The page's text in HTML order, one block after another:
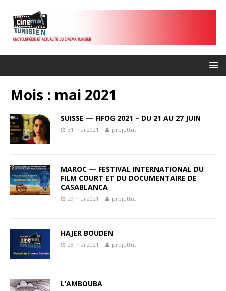
Mois : mai 2021
SUISSE — FIFOG 2021 – DU 21 AU 27 JUIN
31 mai 2021 projettut
MAROC — FESTIVAL INTERNATIONAL DU
FILM COURT ET DU DOCUMENTAIRE DE
CASABLANCA
29 mai 2021 projettut
HAJER BOUDEN
28 mai 2021 projettut
L’AMBOUBA